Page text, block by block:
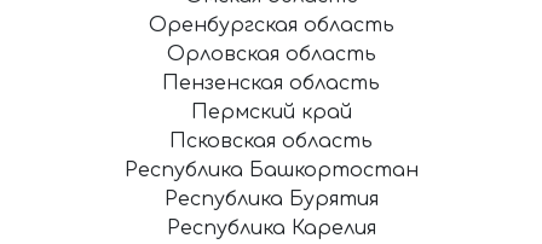
Оренбургская область
Орловская область
Пензенская область
Пермский край
Псковская область
Республика Башкортостан
Республика Бурятия
Республика Карелия